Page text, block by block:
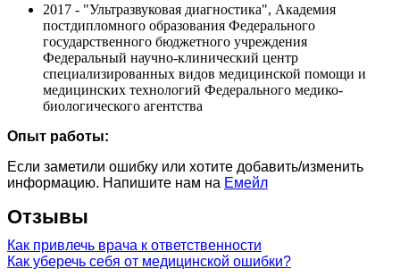
2017 - "Ультразвуковая диагностика", Академия
постдипломного образования Федерального
государственного бюджетного учреждения
Федеральный научно-клинический центр
специализированных видов медицинской помощи и
медицинских технологий Федерального медико-
биологического агентства
Опыт работы:
Если заметили ошибку или хотите добавить/изменить
информацию. Напишите нам на Емейл
Отзывы
Как привлечь врача к ответственности
Как уберечь себя от медицинской ошибки?